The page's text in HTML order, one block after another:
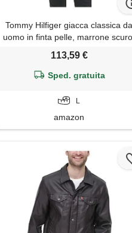
Tommy Hilfiger giacca classica da
uomo in finta pelle, marrone scuro,
113,59 €
Sped. gratuita
L
amazon